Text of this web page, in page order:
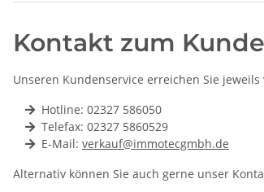
Kontakt zum
Unseren Kundenservice erreichen Sie
Hotline: 02327 586050
Telefax: 02327 5860529
E-Mail: verkauf@immotecgmbh.de
Alternativ können Sie auch gerne unser